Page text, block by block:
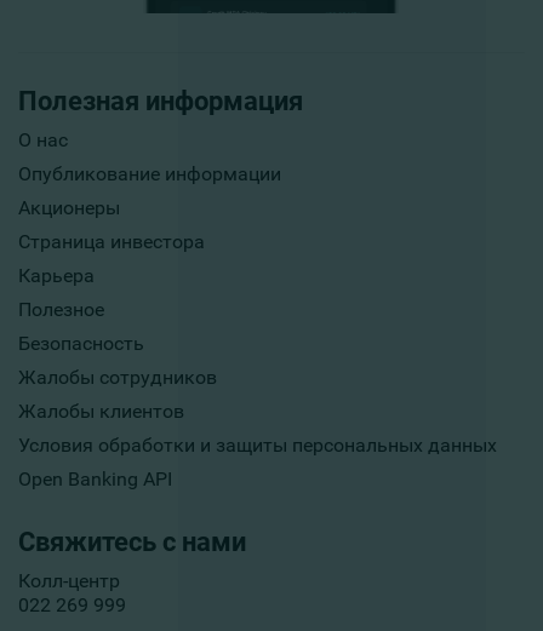
Полезная информация
О нас
Опубликование информации
Акционеры
Страница инвестора
Карьера
Полезное
Безопасность
Жалобы сотрудников
Жалобы клиентов
Условия обработки и защиты персональных данных
Open Banking API
Свяжитесь с нами
Колл-центр
022 269 999